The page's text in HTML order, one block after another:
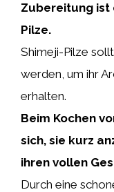
Zubereitung
Pilze.
Shimeji-Pilze
werden, um ihr
erhalten.
Beim Kochen
sich, sie kurz
ihren vollen
Durch eine